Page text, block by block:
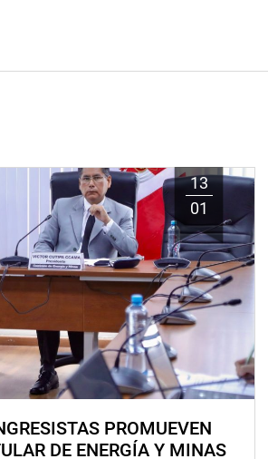
13
01
PROMUEVEN
DE ENERGÍA Y MINAS